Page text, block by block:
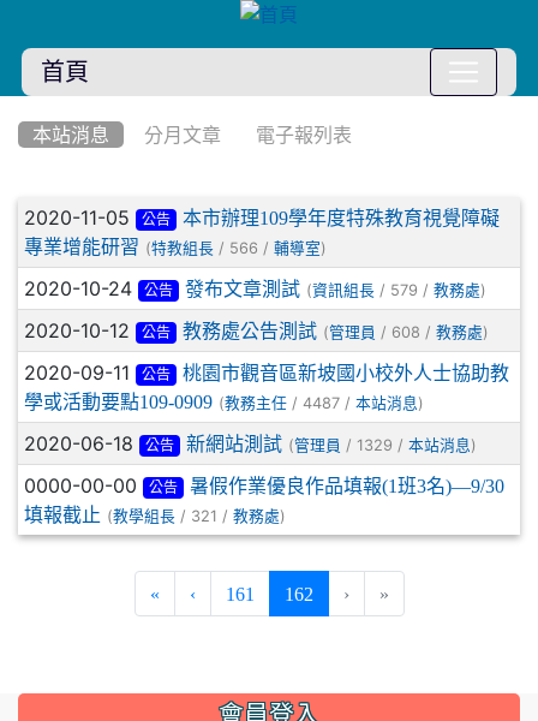
首頁
本站消息 分月文章 電子報列表
文章列表
2020-11-05 公告
本市辦理109學年度特殊教育視覺障礙
專業增能研習 (特教組長 / 566 / 輔導室)
2020-10-24 公告 發布文章測試 (資訊組長/ 579 / 教務處)
2020-10-12 公告 教務處公告測試 (管理員 / 608 / 教務處)
2020-09-11 公告
桃園市觀音區新坡國小校外人士協助教
學或活動要點109-0909 (教務主任 / 4487 / 本站消息 )
2020-06-18 公告 新網站測試 (管理員 / 1329 / 本站消息 )
0000-00-00 公告
暑假作業優良作品填報(1班3名)—9/30
填報截止 (教學組長 / 321 / 教務處)
« ‹ 161 162(current)
› »
::: 會員登入